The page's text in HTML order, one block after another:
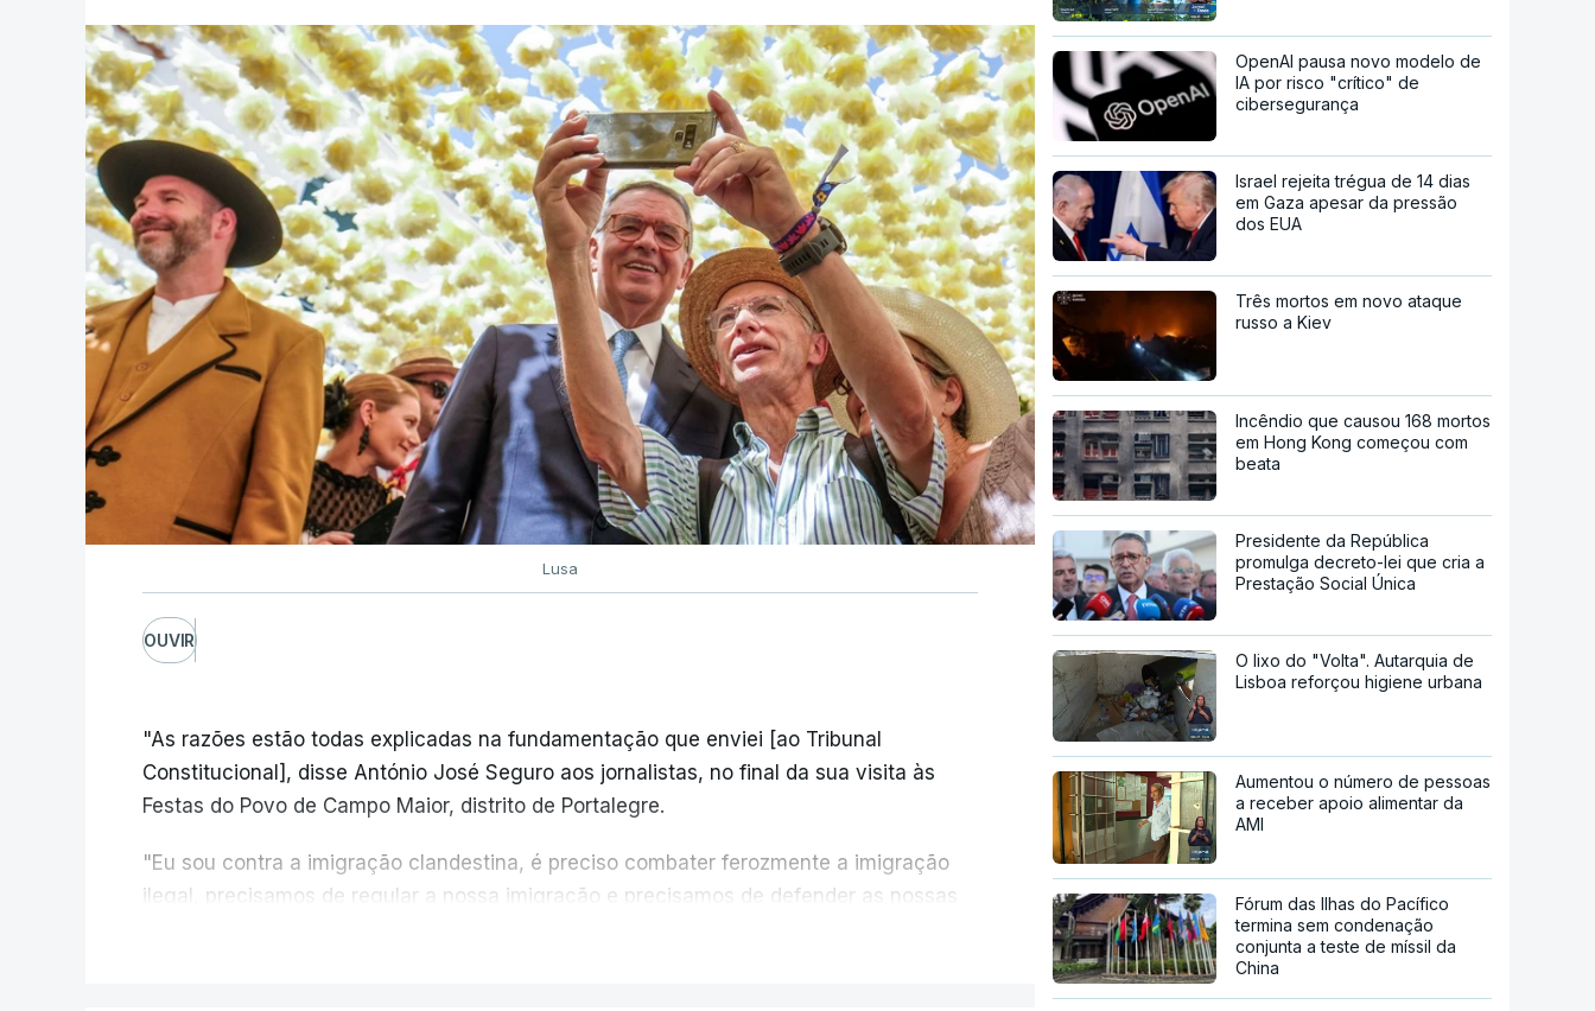
Lusa
OUVIR
"As razões estão todas explicadas na fundamentação que enviei [ao Tribunal
Constitucional], disse António José Seguro aos jornalistas, no final da sua visita às
Festas do Povo de Campo Maior, distrito de Portalegre.
"Eu sou contra a imigração clandestina, é preciso combater ferozmente a imigração
ilegal, precisamos de regular a nossa imigração e precisamos de defender as nossas
OpenAI pausa novo modelo de
IA por risco "crítico" de
cibersegurança
Israel rejeita trégua de 14 dias
em Gaza apesar da pressão
dos EUA
Três mortos em novo ataque
russo a Kiev
Incêndio que causou 168 mortos
em Hong Kong começou com
beata
Presidente da República
promulga decreto-lei que cria a
Prestação Social Única
O lixo do "Volta". Autarquia de
Lisboa reforçou higiene urbana
Aumentou o número de pessoas
a receber apoio alimentar da
AMI
Fórum das Ilhas do Pacífico
termina sem condenação
conjunta a teste de míssil da
China